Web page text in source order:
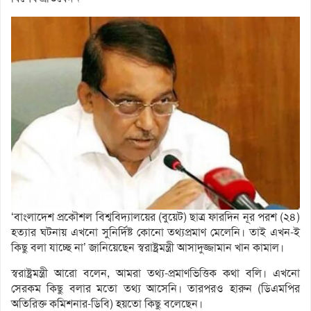
‘বাংলাদেশ প্রকৌশল বিশ্ববিদ্যালয়ের (বুয়েট) ছাত্র ফারদিন নূর পরশ (২৪)
হত্যার ঘটনায় এখনো সুনির্দিষ্ট কোনো তথ্যপ্রমাণ মেলেনি। তাই এখন-ই
কিছু বলা যাচ্ছে না’ জানিয়েছেন স্বরাষ্ট্রমন্ত্রী আসাদুজ্জামান খান কামাল।
স্বরাষ্ট্রমন্ত্রী আরো বলেন, আমরা তথ্য-প্রমাণভিত্তিক কথা বলি। এখনো
সেরকম কিছু বলার মতো তথ্য আসেনি। তারপরও হারুন (ডিএমপির
অতিরিক্ত কমিশনার-ডিবি) হয়তো কিছু বলেছেন।